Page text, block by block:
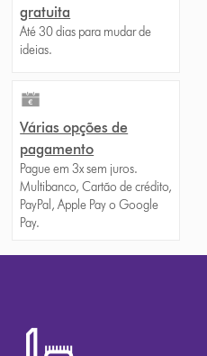
gratuita
Até 30 dias para mudar de
ideias.
Várias opções de
pagamento
Pague em 3x sem juros.
Multibanco, Cartão de crédito,
PayPal, Apple Pay o Google
Pay.